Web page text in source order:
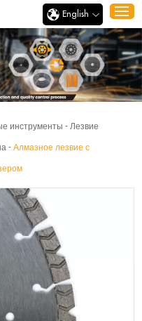
English
инструменты - Лезвие
-Алмазное лезвие с